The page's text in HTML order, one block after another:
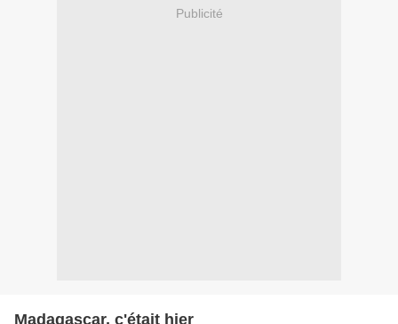
Publicité
Madagascar, c'était hier